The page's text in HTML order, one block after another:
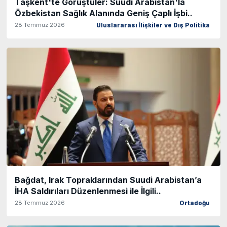
Özbekistan Sağlık Alanında Geniş Çaplı İşbi..
28 Temmuz 2026 Uluslararası İlişkiler ve Dış Politika
Bağdat, Irak Topraklarından Suudi Arabistan’a
İHA Saldırıları Düzenlenmesi ile İlgili..
28 Temmuz 2026 Ortadoğu